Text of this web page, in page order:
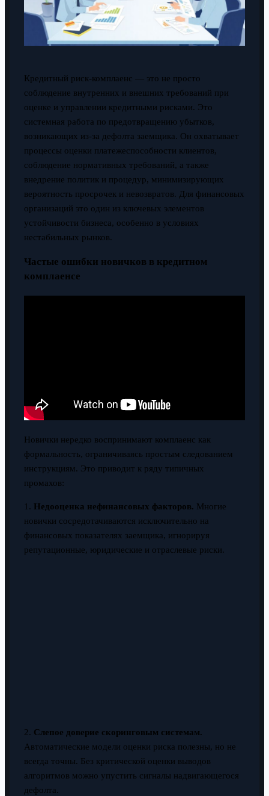
Кредитный риск-комплаенс — это не просто
соблюдение внутренних и внешних требований при
оценке и управлении кредитными рисками. Это
системная работа по предотвращению убытков,
возникающих из-за дефолта заемщика. Он охватывает
процессы оценки платежеспособности клиентов,
соблюдение нормативных требований, а также
внедрение политик и процедур, минимизирующих
вероятность просрочек и невозвратов. Для финансовых
организаций это один из ключевых элементов
устойчивости бизнеса, особенно в условиях
нестабильных рынков.
Частые ошибки новичков в кредитном
комплаенсе
Новички нередко воспринимают комплаенс как
формальность, ограничиваясь простым следованием
инструкциям. Это приводит к ряду типичных
промахов:
1. Недооценка нефинансовых факторов. Многие
новички сосредотачиваются исключительно на
финансовых показателях заемщика, игнорируя
репутационные, юридические и отраслевые риски.
2. Слепое доверие скоринговым системам.
Автоматические модели оценки риска полезны, но не
всегда точны. Без критической оценки выводов
алгоритмов можно упустить сигналы надвигающегося
дефолта.